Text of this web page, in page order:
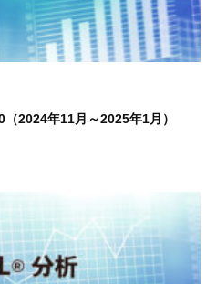
2024年11月～2025年1月）